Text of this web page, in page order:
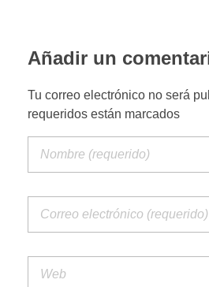
CONTACTA
Añadir un
Tu correo electrónico no será
requeridos están marcados